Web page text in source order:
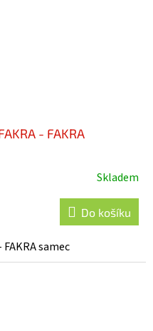
- FAKRA
Skladem
Do košíku
samec